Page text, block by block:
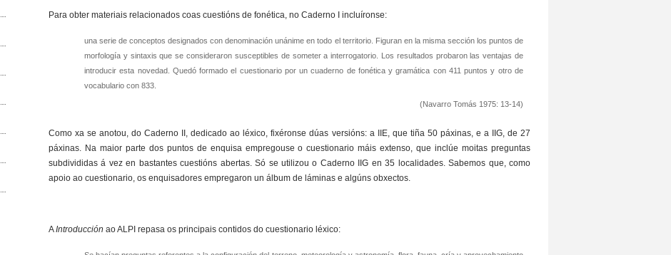
Para obter materiais relacionados coas cuestións de fonética, no Caderno I incluíronse:
una serie de conceptos designados con denominación unánime en todo el territorio. Figuran en la misma sección los puntos de
morfología y sintaxis que se consideraron susceptibles de someter a interrogatorio. Los resultados probaron las ventajas de
introducir esta novedad. Quedó formado el cuestionario por un cuaderno de fonética y gramática con 411 puntos y otro de
vocabulario con 833.
(Navarro Tomás 1975: 13-14)
Como xa se anotou, do Caderno II, dedicado ao léxico, fixéronse dúas versións: a IIE, que tiña 50 páxinas, e a IIG, de 27
páxinas. Na maior parte dos puntos de enquisa empregouse o cuestionario máis extenso, que inclúe moitas preguntas
subdivididas á vez en bastantes cuestións abertas. Só se utilizou o Caderno IIG en 35 localidades. Sabemos que, como
apoio ao cuestionario, os enquisadores empregaron un álbum de láminas e algúns obxectos.
AIntroducción ao ALPI repasa os principais contidos do cuestionario léxico: